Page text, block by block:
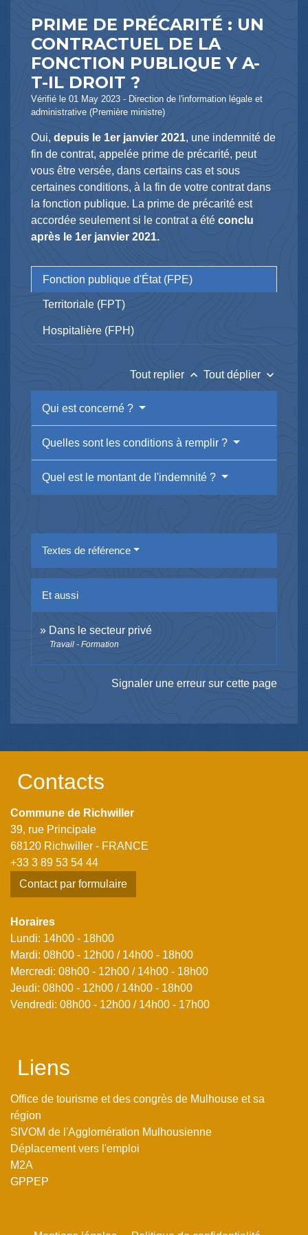
PRIME DE PRÉCARITÉ : UN
CONTRACTUEL DE LA
FONCTION PUBLIQUE Y A-
T-IL DROIT ?
Vérifié le 01 May 2023 - Direction de l'information légale et
administrative (Première ministre)
Oui,depuis le 1er janvier 2021, une indemnité de
fin de contrat, appelée prime de précarité, peut
vous être versée, dans certains cas et sous
certaines conditions, à la fin de votre contrat dans
la fonction publique. La prime de précarité est
accordée seulement si le contrat a étéconclu
après le 1er janvier 2021.
Fonction publique d'État (FPE)
Territoriale (FPT)
Hospitalière (FPH)
Tout replier keyboard_arrow_up Tout déplierkeyboard_arrow_down
Qui est concerné ?
Quelles sont les conditions à remplir ?
Quel est le montant de l'indemnité ?
Textes de référence
Et aussi
Dans le secteur privé
Travail - Formation
Signaler une erreur sur cette page
Contacts
Commune de Richwiller
39, rue Principale
68120 Richwiller - FRANCE
+33 3 89 53 54 44
Contact par formulaire
Horaires
Lundi: 14h00 - 18h00
Mardi: 08h00 - 12h00 / 14h00 - 18h00
Mercredi: 08h00 - 12h00 / 14h00 - 18h00
Jeudi: 08h00 - 12h00 / 14h00 - 18h00
Vendredi: 08h00 - 12h00 / 14h00 - 17h00
Liens
Office de tourisme et des congrès de Mulhouse et sa
région
SIVOM de l'Agglomération Mulhousienne
Déplacement vers l'emploi
M2A
GPPEP